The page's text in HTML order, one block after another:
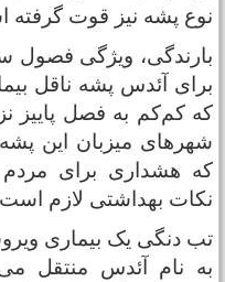
پشه نیز قوت گرفته
ویژگی فصول
آئدس پشه ناقل
کم‌کم به فصل پاییز
میزبان این
هشداری برای مردم
بهداشتی لازم است.
دنگی یک بیماری
نام آئدس منتقل